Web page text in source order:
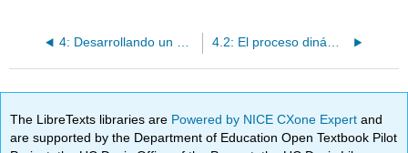
4: Desarrollando un plan de estudios para un enfoque centrado en el juego 4.2: El proceso dinámico
The LibreTexts libraries are Powered by NICE CXone Expertand
are supported by the Department of Education Open Textbook Pilot